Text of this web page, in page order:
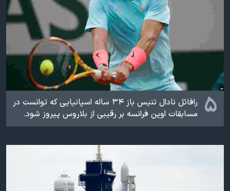
۵
رافائل نادال تنیس باز ۳۴ ساله اسپانیایی که توانست در
مسابقات اوپن فرانسه بر رقیبی از بلاروس پیروز شود.